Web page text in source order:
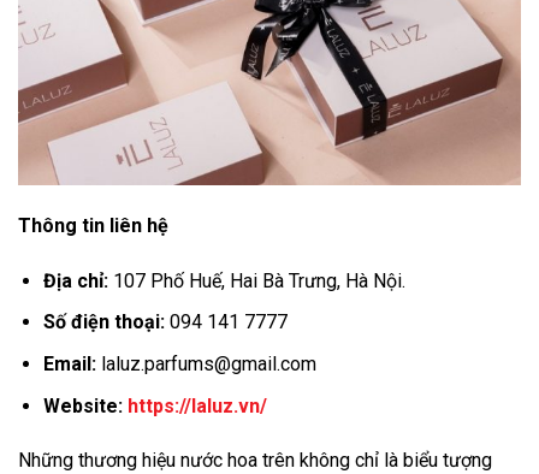
Thông tin liên hệ
Địa chỉ:107 Phố Huế, Hai Bà Trưng, Hà Nội.
Số điện thoại:094 141 7777
Email: laluz.parfums@gmail.com
Website: https://laluz.vn/
Những thương hiệu nước hoa trên không chỉ là biểu tượng